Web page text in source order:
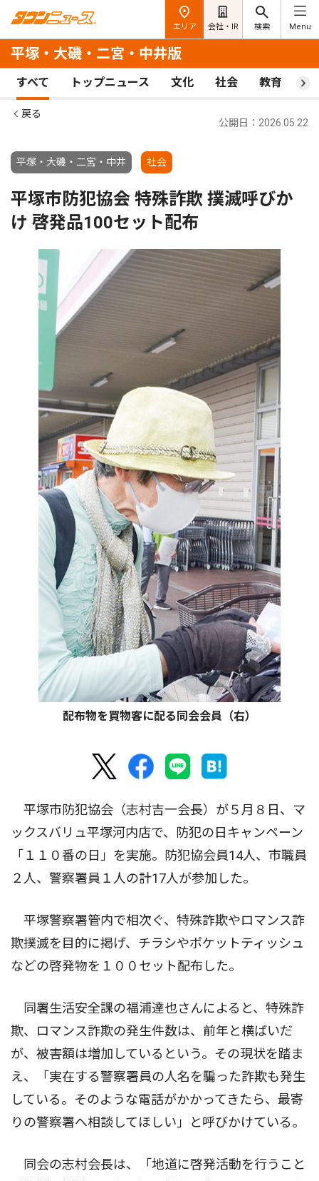
エリア 会社・IR 検索 Menu
平塚・大磯・二宮・中井版
すべて トップニュース 文化 社会 教育 ス
戻る
平塚・大磯・二宮・中井 社会
公開日：2026.05.22
平塚市防犯協会 特殊詐欺 撲滅呼びか
け 啓発品100セット配布
配布物を買物客に配る同会会員（右）
平塚市防犯協会（志村吉一会長）が５月８日、マ
ックスバリュ平塚河内店で、防犯の日キャンペーン
「１１０番の日」を実施。防犯協会員14人、市職員
２人、警察署員１人の計17人が参加した。
平塚警察署管内で相次ぐ、特殊詐欺やロマンス詐
欺撲滅を目的に掲げ、チラシやポケットティッシュ
などの啓発物を１００セット配布した。
同署生活安全課の福浦達也さんによると、特殊詐
欺、ロマンス詐欺の発生件数は、前年と横ばいだ
が、被害額は増加しているという。その現状を踏ま
え、「実在する警察署員の人名を騙った詐欺も発生
している。そのような電話がかかってきたら、最寄
りの警察署へ相談してほしい」と呼びかけている。
同会の志村会長は、「地道に啓発活動を行うこと